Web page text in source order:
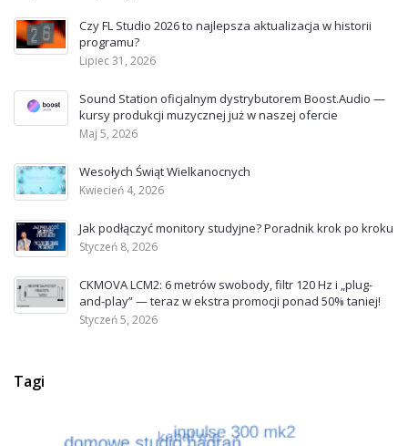
Czy FL Studio 2026 to najlepsza aktualizacja w historii
programu?
Lipiec 31, 2026
Sound Station oficjalnym dystrybutorem Boost.Audio —
kursy produkcji muzycznej już w naszej ofercie
Maj 5, 2026
Wesołych Świąt Wielkanocnych
Kwiecień 4, 2026
Jak podłączyć monitory studyjne? Poradnik krok po kroku
Styczeń 8, 2026
CKMOVA LCM2: 6 metrów swobody, filtr 120 Hz i „plug-
and-play” — teraz w ekstra promocji ponad 50% taniej!
Styczeń 5, 2026
Tagi